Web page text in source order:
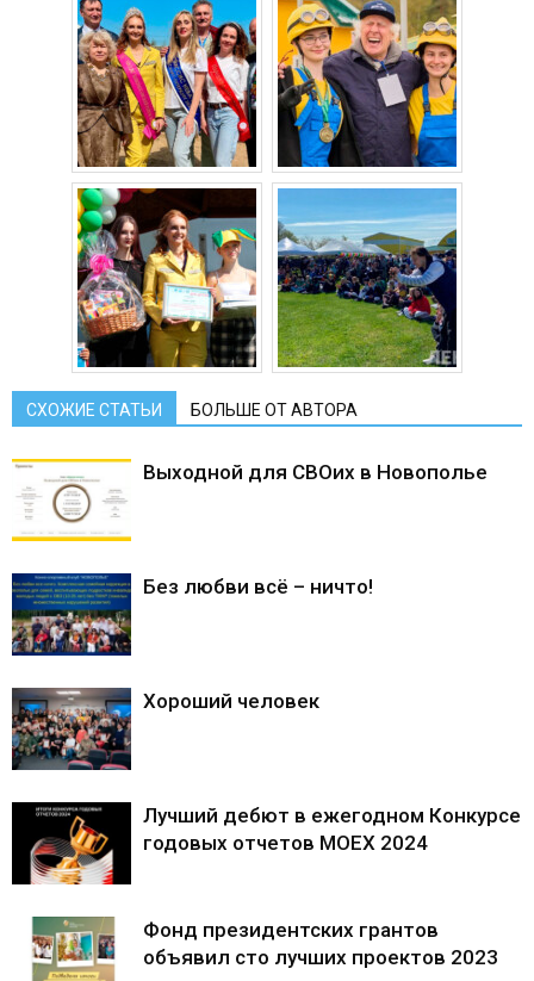
СХОЖИЕ СТАТЬИ БОЛЬШЕ ОТ АВТОРА
Выходной для СВОих в Новополье
Без любви всё – ничто!
Хороший человек
Лучший дебют в ежегодном Конкурсе
годовых отчетов MOEX 2024
Фонд президентских грантов
объявил сто лучших проектов 2023